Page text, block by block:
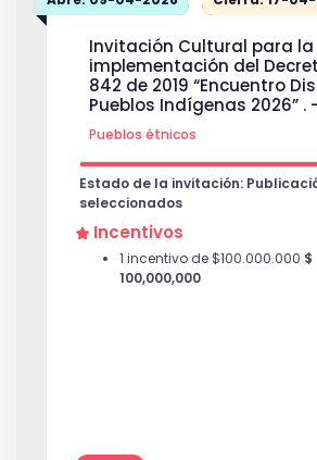
patrimoniales
Incentivo por valor de
48,000,000
Invitación Cultural para la
implementación del
842 de 2019 “Encuentro
Pueblos Indígenas 2026” . -
Pueblos étnicos
Estado de la invitación:
seleccionados
Incentivos
1 incentivo de $100.000.000 $
100,000,000